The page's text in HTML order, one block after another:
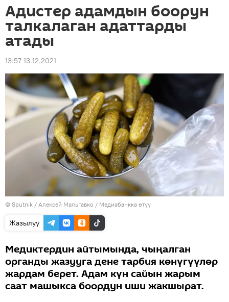
Адистер адамдын боорун
талкалаган адаттарды
атады
13:57 13.12.2021
© Sputnik / Алексей Мальгавко / Медиабанкка өтүү
Жазылуу
Медиктердин айтымында, чыңалган
органды жазууга дене тарбия көнүгүүлөр
жардам берет. Адам күн сайын жарым
саат машыкса боордун иши жакшырат.